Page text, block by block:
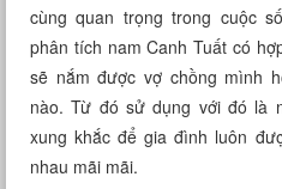
Phong thủy
Kinh Dịch
Văn Hoa Tâm linh
cùng quan trọng trong cuộc
phân tích nam Canh Tuất có
sẽ nắm được vợ chồng mình
nào. Từ đó sử dụng với đó là
xung khắc để gia đình luôn
nhau mãi mãi.